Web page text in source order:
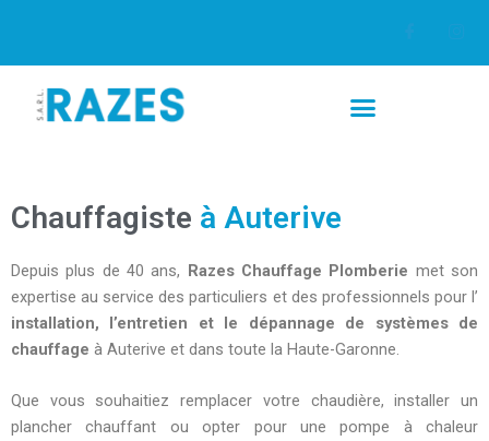
contenu
Chauffagiste à Auterive
Depuis plus de 40 ans, Razes Chauffage Plomberie met son
expertise au service des particuliers et des professionnels pour l’
installation, l’entretien et le dépannage de systèmes de
chauffage à Auterive et dans toute la Haute-Garonne.
Que vous souhaitiez remplacer votre chaudière, installer un
plancher chauffant ou opter pour une pompe à chaleur